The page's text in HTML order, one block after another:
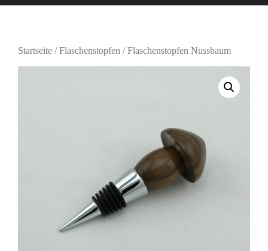
Startseite /Flaschenstopfen / Flaschenstopfen Nussbaum